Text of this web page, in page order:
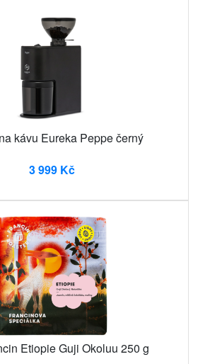
kávu Eureka Peppe černý
3 999 Kč
Etiopie Guji Okoluu 250 g